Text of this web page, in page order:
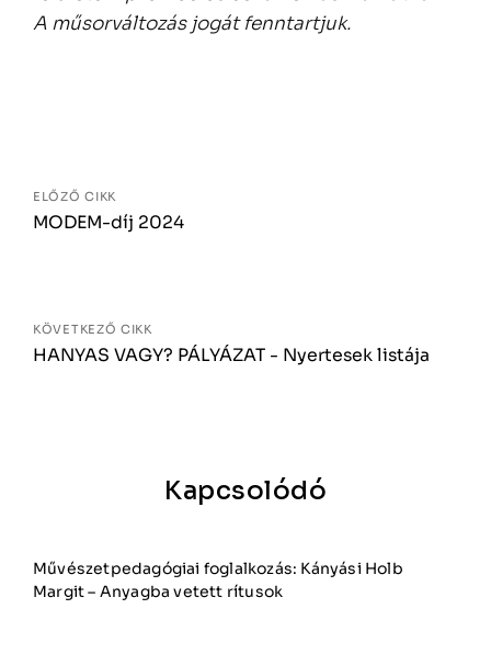
A műsorváltozás jogát fenntartjuk.
ELŐZŐ CIKK
MODEM-díj 2024
KÖVETKEZŐ CIKK
HANYAS VAGY? PÁLYÁZAT - Nyertesek listája
Kapcsolódó
Művészetpedagógiai foglalkozás: Kányási Holb
Margit – Anyagba vetett rítusok